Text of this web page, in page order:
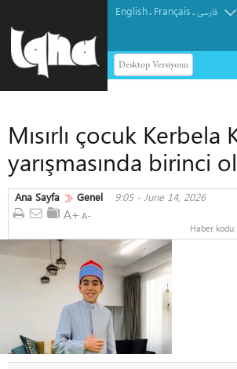
English. Français.فارسی
Desktop Versiyonu
Mısırlı çocuk Kerbela
yarışmasında birinci
Ana Sayfa Genel 9:05 - June 14, 2026
Haber kodu: